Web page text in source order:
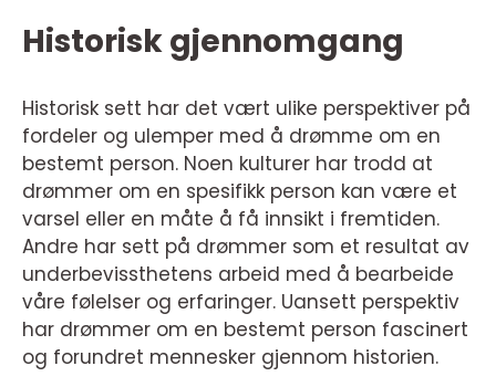
Historisk gjennomgang
Historisk sett har det vært ulike perspektiver på
fordeler og ulemper med å drømme om en
bestemt person. Noen kulturer har trodd at
drømmer om en spesifikk person kan være et
varsel eller en måte å få innsikt i fremtiden.
Andre har sett på drømmer som et resultat av
underbevissthetens arbeid med å bearbeide
våre følelser og erfaringer. Uansett perspektiv
har drømmer om en bestemt person fascinert
og forundret mennesker gjennom historien.